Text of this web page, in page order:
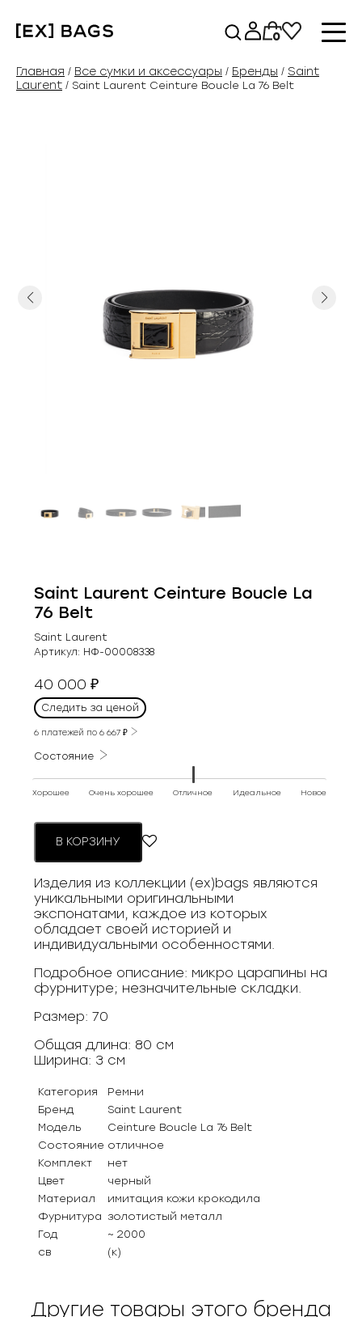
содержимому
0
Главная / Все сумки и аксессуары / Бренды / Saint
Laurent / Saint Laurent Ceinture Boucle La 76 Belt
Previous Next
Saint Laurent Ceinture Boucle La
76 Belt
Saint Laurent
Артикул: НФ-00008338
40 000₽
Следить за ценой
6 платежей по6 667₽
Состояние
Хорошее Очень хорошее Отличное Идеальное Новое
В КОРЗИНУ
Изделия из коллекции (ex)bags являются
уникальными оригинальными
экспонатами, каждое из которых
обладает своей историей и
индивидуальными особенностями.
Подробное описание: микро царапины на
фурнитуре; незначительные складки.
Размер: 70
Общая длина: 80 см
Ширина: 3 см
Категория
Ремни
Бренд
Saint Laurent
Модель
Ceinture Boucle La 76 Belt
Состояние отличное
Комплект
нет
Цвет
черный
Материал
имитация кожи крокодила
Фурнитура золотистый металл
Год
~ 2000
св
(к)
Другие товары этого бренда